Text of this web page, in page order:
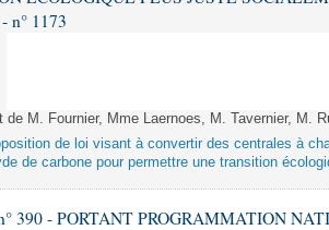
n° 1173
de M. Fournier, Mme Laernoes, M. Tavernier, M.
de loi visant à convertir des centrales à
de carbone pour permettre une transition
390 - PORTANT PROGRAMMATION